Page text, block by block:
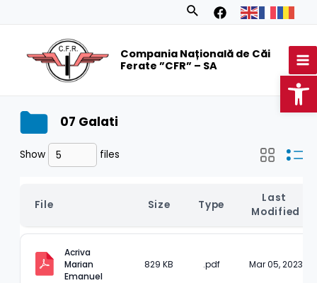
Search
Compania Națională de Căi
Ferate ”CFR” – SA
07 Galati
Show files
File Size Type
Last
Modified
Acriva
Marian
Emanuel
829 KB .pdf Mar 05, 2023